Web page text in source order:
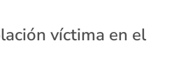
víctima en el